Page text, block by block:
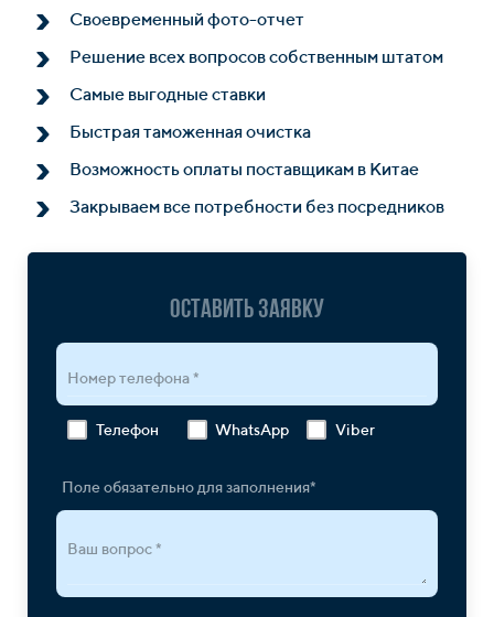
Своевременный фото-отчет
Решение всех вопросов собственным штатом
Самые выгодные ставки
Быстрая таможенная очистка
Возможность оплаты поставщикам в Китае
Закрываем все потребности без посредников
Оставить заявку
Номер телефона *
Телефон WhatsApp Viber
Поле обязательно для заполнения*
Ваш вопрос *